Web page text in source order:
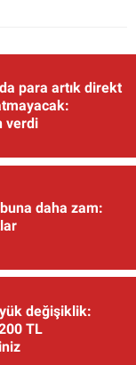
para artık direkt
verdi
daha zam:
değişiklik:
TL